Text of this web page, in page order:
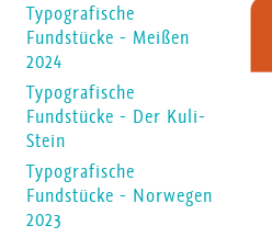
Typografische
Fundstücke - Meißen
2024
Typografische
Fundstücke - Der Kuli-
Stein
Typografische
Fundstücke - Norwegen
2023